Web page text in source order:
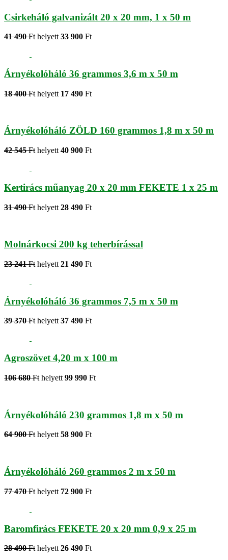
Csirkeháló galvanizált 20 x 20 mm, 1 x 50 m
41 490 Ft helyett 33 900 Ft
Árnyékolóháló 36 grammos 3,6 m x 50 m
18 400 Ft helyett 17 490 Ft
Árnyékolóháló ZÖLD 160 grammos 1,8 m x 50 m
42 545 Ft helyett 40 900 Ft
Kertirács műanyag 20 x 20 mm FEKETE 1 x 25 m
31 490 Ft helyett 28 490 Ft
Molnárkocsi 200 kg teherbírással
23 241 Ft helyett 21 490 Ft
Árnyékolóháló 36 grammos 7,5 m x 50 m
39 370 Fthelyett37 490 Ft
Agroszövet 4,20 m x 100 m
106 680 Ft helyett 99 990 Ft
Árnyékolóháló 230 grammos 1,8 m x 50 m
64 900 Ft helyett 58 900 Ft
Árnyékolóháló 260 grammos 2 m x 50 m
77 470 Ft helyett 72 900 Ft
Baromfirács FEKETE 20 x 20 mm 0,9 x 25 m
28 490 Ft helyett 26 490 Ft